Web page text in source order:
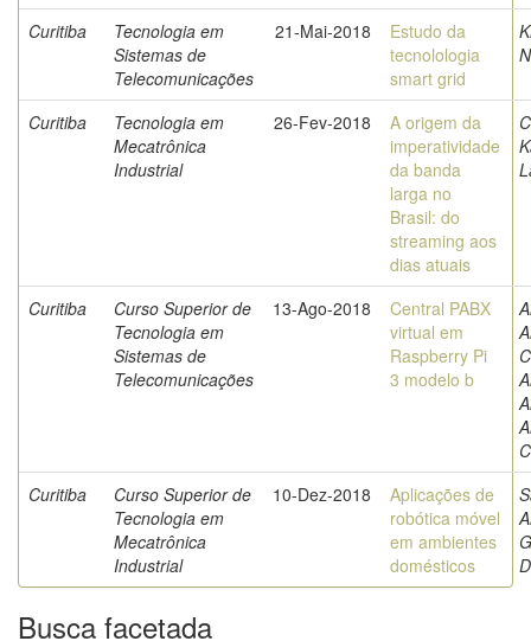
Curitiba
Tecnologia em
Sistemas de
Telecomunicações
21-Mai-2018
Estudo da
tecnolologia
smart grid
Curitiba
Tecnologia em
Mecatrônica
Industrial
26-Fev-2018
A origem da
imperatividade
da banda
larga no
Brasil: do
streaming aos
dias atuais
Curitiba
Curso Superior de
Tecnologia em
Sistemas de
Telecomunicações
13-Ago-2018
Central PABX
virtual em
Raspberry Pi
3 modelo b
Curitiba
Curso Superior de
Tecnologia em
Mecatrônica
Industrial
10-Dez-2018
Aplicações de
robótica móvel
em ambientes
domésticos
Busca facetada